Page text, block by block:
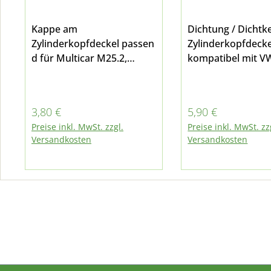
Kappe am
Zylinderkopfdeckel passen
d für Multicar M25.2,
Regulärer Preis:
3,80 €
Preise inkl. MwSt. zzgl.
Versandkosten
Dichtung /
kompatibel mit
Regulärer Preis:
5,90 €
Preise inkl. MwSt.
Versandkosten